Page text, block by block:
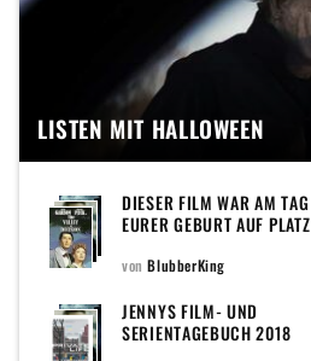
LISTEN MIT HALLOWEEN
DIESER FILM WAR AM TAG
EURER GEBURT AUF PLATZ
vonBlubberKing
JENNYS FILM- UND
SERIENTAGEBUCH 2018